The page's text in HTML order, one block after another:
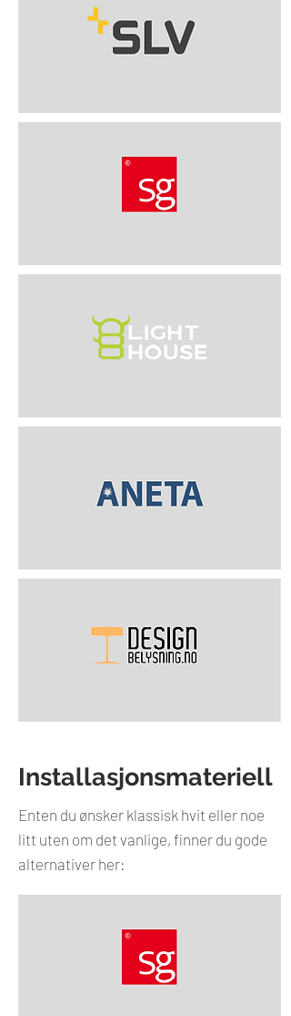
Installasjonsmateriell
Enten du ønsker klassisk hvit eller noe
litt uten om det vanlige, finner du gode
alternativer her: